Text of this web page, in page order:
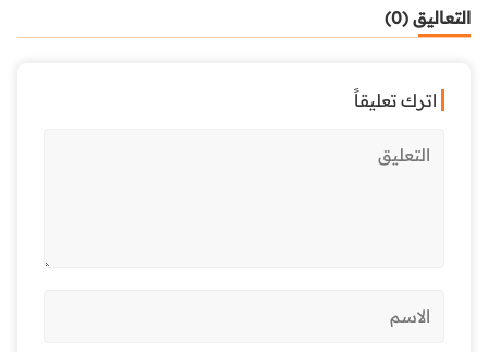
التعاليق (0)
اترك تعليقاً